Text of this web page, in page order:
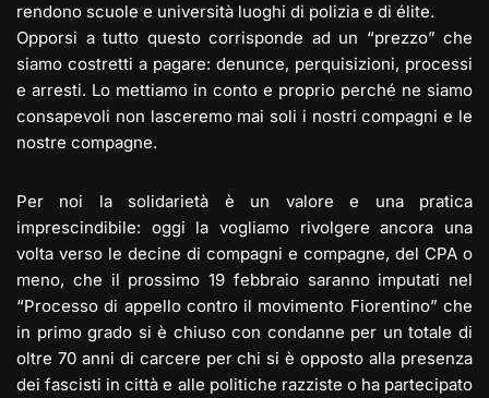
rendono scuole e università luoghi di polizia e di élite.
Opporsi a tutto questo corrisponde ad un “prezzo” che
siamo costretti a pagare: denunce, perquisizioni, processi
e arresti. Lo mettiamo in conto e proprio perché ne siamo
consapevoli non lasceremo mai soli i nostri compagni e le
nostre compagne.
Per noi la solidarietà è un valore e una pratica
imprescindibile: oggi la vogliamo rivolgere ancora una
volta verso le decine di compagni e compagne, del CPA o
meno, che il prossimo 19 febbraio saranno imputati nel
“Processo di appello contro il movimento Fiorentino” che
in primo grado si è chiuso con condanne per un totale di
oltre 70 anni di carcere per chi si è opposto alla presenza
dei fascisti in città e alle politiche razziste o ha partecipato